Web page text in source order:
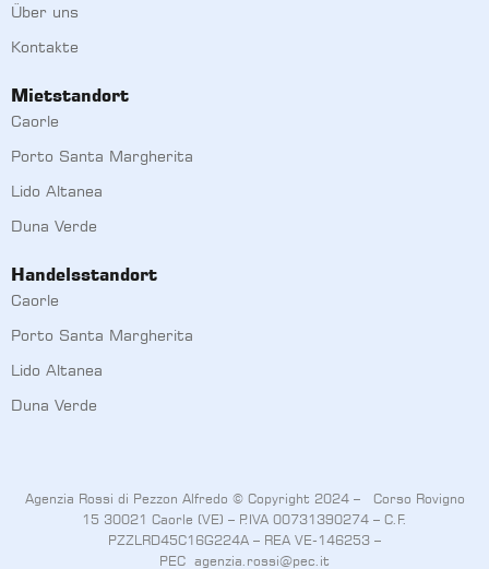
Über uns
Kontakte
Mietstandort
Caorle
Porto Santa Margherita
Lido Altanea
Duna Verde
Handelsstandort
Caorle
Porto Santa Margherita
Lido Altanea
Duna Verde
Agenzia Rossi di Pezzon Alfredo © Copyright 2024 – Corso Rovigno
15 30021 Caorle (VE) – P.IVA 00731390274 – C.F.
PZZLRD45C16G224A – REA VE-146253 –
PEC agenzia.rossi@pec.it